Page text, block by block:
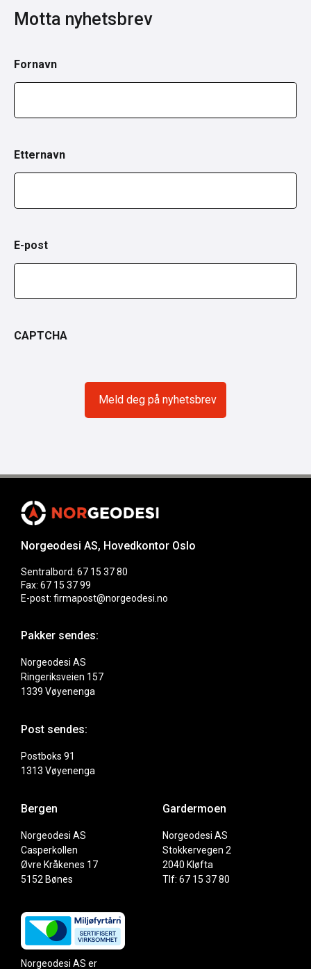
Motta nyhetsbrev
Fornavn
Etternavn
E-post
CAPTCHA
Norgeodesi AS, Hovedkontor Oslo
Sentralbord: 67 15 37 80
Fax: 67 15 37 99
E-post: firmapost@norgeodesi.no
Pakker sendes:
Norgeodesi AS
Ringeriksveien 157
1339 Vøyenenga
Post sendes:
Postboks 91
1313 Vøyenenga
Bergen
Norgeodesi AS
Casperkollen
Øvre Kråkenes 17
5152 Bønes
Gardermoen
Norgeodesi AS
Stokkervegen 2
2040 Kløfta
Tlf: 67 15 37 80
Norgeodesi AS er